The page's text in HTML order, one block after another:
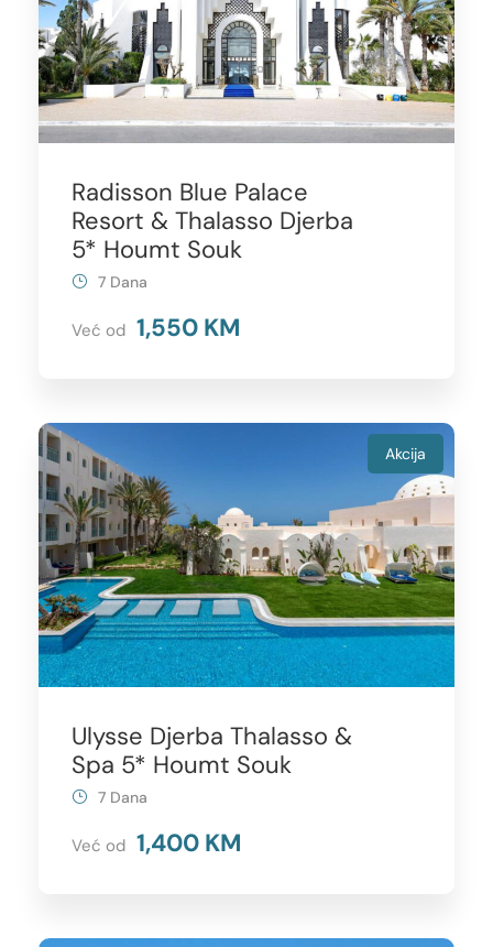
Radisson Blue Palace
Resort & Thalasso Djerba
5* Houmt Souk
Već od 1,550 KM
7 Dana
Akcija
Ulysse Djerba Thalasso &
Spa 5* Houmt Souk
Već od 1,400 KM
7 Dana